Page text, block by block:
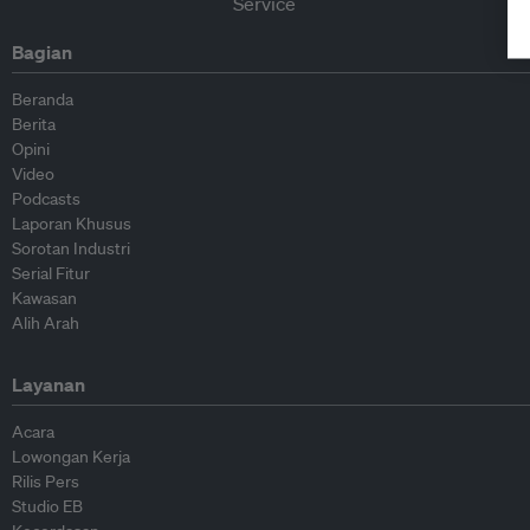
Bagian
Beranda
Berita
Opini
Video
Podcasts
Laporan Khusus
Sorotan Industri
Serial Fitur
Kawasan
Alih Arah
Layanan
Acara
Lowongan Kerja
Rilis Pers
Studio EB